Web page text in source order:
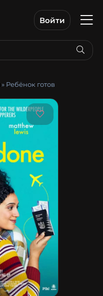
Войти
» Ребёнок готов